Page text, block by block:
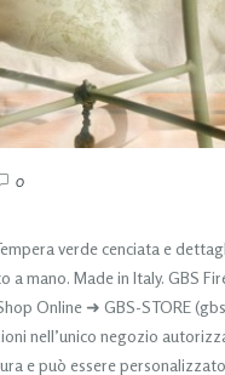
0
verde cenciata e
mano. Made in Italy. GBS
Online ➜ GBS-STORE
nell’unico negozio
e può essere